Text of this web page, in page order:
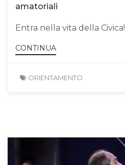
amatoriali
Entra nella vita della Civica!
CONTINUA
ORIENTAMENTO